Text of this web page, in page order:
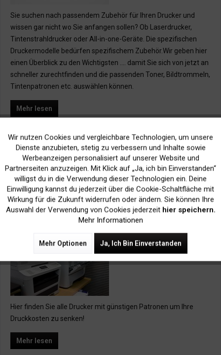
Sie suchen nach passendem Zubehör für Ihren Drucker und
wissen gar nicht wo Sie anfangen sollen? Ob Laserdrucker,
Tintenstrahldrucker oder All-in-one-Geräte. Die spezifischen
Druckermodelle bedürfen spezifischem Zubehör.Wir geben hier
einen Überblick zu den Wichtigsten …. damit Sie sich von jetzt an
schneller zurechtfinden und die passenden Toner, Bildtrommeln,
Tintenpatronen etc. auswählen können.
Mehr lesen
Laserdrucker,Tintenstrahldrucker,Kompatible Druckerpatronen,
Alternative Toner
Drucker mit günstigen Patronen: Mit diesen
Druckern sparen Sie Kosten!
Von: Laymann 15.12.20 12:00 0 Kommentare
Hier finden Sie alle Drucker mit günstigen Patronen um Ihre
Druckkosten zu senken!
Mehr lesen
Funktionale Aktiv
Marketing Inaktiv
Tracking Inaktiv
Wir nutzen Cookies und vergleichbare Technologien, um unsere
Dienste anzubieten, stetig zu verbessern und Inhalte sowie
Werbeanzeigen personalisiert auf unserer Website und
Partnerseiten anzuzeigen. Mit Klick auf „Ja, ich bin Einverstanden“
willigst du in die Verwendung dieser Technologien ein. Deine
Einwilligung kannst du jederzeit über die Cookie-Schaltfläche mit
Wirkung für die Zukunft widerrufen oder ändern. Sie können Ihre
Auswahl der Verwendung von Cookies jederzeit hier speichern.
Mehr Informationen
Mehr Optionen Ja, Ich Bin Einverstanden